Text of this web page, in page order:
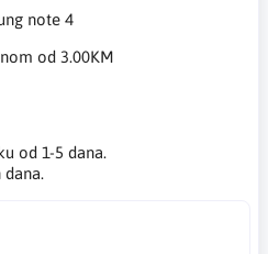
note 4
od 3.00KM
od 1-5 dana.